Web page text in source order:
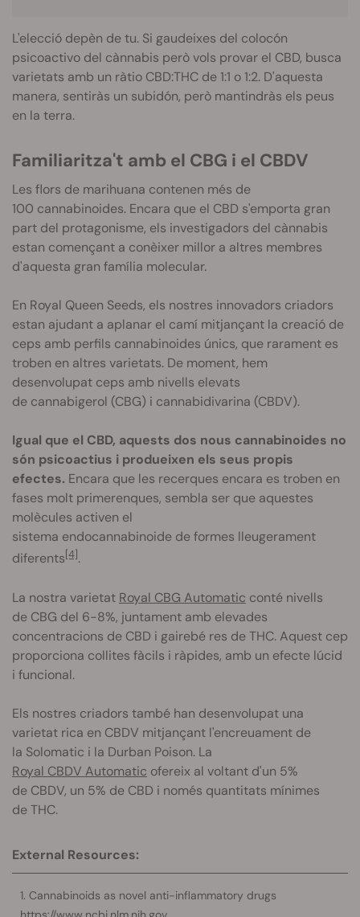
L'elecció depèn de tu. Si gaudeixes del colocón
psicoactivo del cànnabis però vols provar el CBD, busca
varietats amb un ràtio CBD:THC de 1:1 o 1:2. D'aquesta
manera, sentiràs un subidón, però mantindràs els peus
en la terra.
Familiaritza't amb el CBG i el CBDV
Les flors de marihuana contenen més de
100 cannabinoides. Encara que el CBD s'emporta gran
part del protagonisme, els investigadors del cànnabis
estan començant a conèixer millor a altres membres
d'aquesta gran família molecular.
En Royal Queen Seeds, els nostres innovadors criadors
estan ajudant a aplanar el camí mitjançant la creació de
ceps amb perfils cannabinoides únics, que rarament es
troben en altres varietats. De moment, hem
desenvolupat ceps amb nivells elevats
de cannabigerol (CBG) i cannabidivarina (CBDV).
Igual que el CBD, aquests dos nous cannabinoides no
són psicoactius i produeixen els seus propis
efectes. Encara que les recerques encara es troben en
fases molt primerenques, sembla ser que aquestes
molècules activen el
sistema endocannabinoide de formes lleugerament
diferents[4].
La nostra varietat Royal CBG Automatic conté nivells
de CBG del 6-8%, juntament amb elevades
concentracions de CBD i gairebé res de THC. Aquest cep
proporciona collites fàcils i ràpides, amb un efecte lúcid
i funcional.
Els nostres criadors també han desenvolupat una
varietat rica en CBDV mitjançant l'encreuament de
la Solomatic i la Durban Poison. La
Royal CBDV Automatic ofereix al voltant d'un 5%
de CBDV, un 5% de CBD i només quantitats mínimes
de THC.
External Resources:
Cannabinoids as novel anti-inflammatory drugs